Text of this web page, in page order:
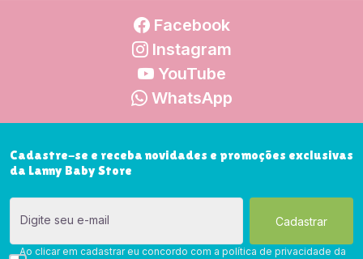
Facebook
Instagram
YouTube
WhatsApp
Cadastre-se e receba novidades e promoções exclusivas
da Lanny Baby Store
Digite seu e-mail
Ao clicar em cadastrar eu concordo com a política de privacidade da